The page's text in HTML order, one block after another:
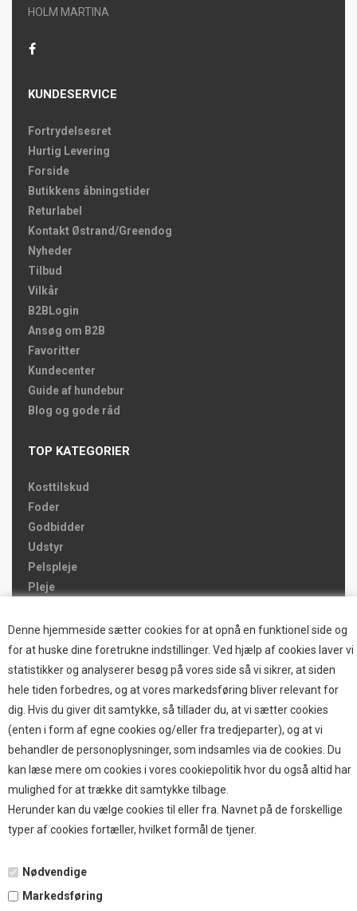
Denne hjemmeside sætter cookies for at opnå en funktionel side og
for at huske dine foretrukne indstillinger. Ved hjælp af cookies laver vi
statistikker og analyserer besøg på vores side så vi sikrer, at siden
hele tiden forbedres, og at vores markedsføring bliver relevant for
dig. Hvis du giver dit samtykke, så tillader du, at vi sætter cookies
(enten i form af egne cookies og/eller fra tredjeparter), og at vi
behandler de personoplysninger, som indsamles via de cookies. Du
kan læse mere om cookies i vores cookiepolitik hvor du også altid har
mulighed for at trække dit samtykke tilbage.
Herunder kan du vælge cookies til eller fra. Navnet på de forskellige
typer af cookies fortæller, hvilket formål de tjener.
Nødvendige
Markedsføring
HOLM MARTINA
KUNDESERVICE
Fortrydelsesret
Hurtig Levering
Forside
Butikkens åbningstider
Returlabel
Kontakt Østrand/Greendog
Nyheder
Tilbud
Vilkår
B2BLogin
Ansøg om B2B
Favoritter
Kundecenter
Guide af hundebur
Blog og gode råd
TOP KATEGORIER
Kosttilskud
Foder
Godbidder
Udstyr
Pelspleje
Pleje
Brands
TOP BRANDS
HOKAMIX
HVALPESTART RAIZUP
Thule hundbure
GRAU
STARMARK
VARIOCAGE-MIMSAFE